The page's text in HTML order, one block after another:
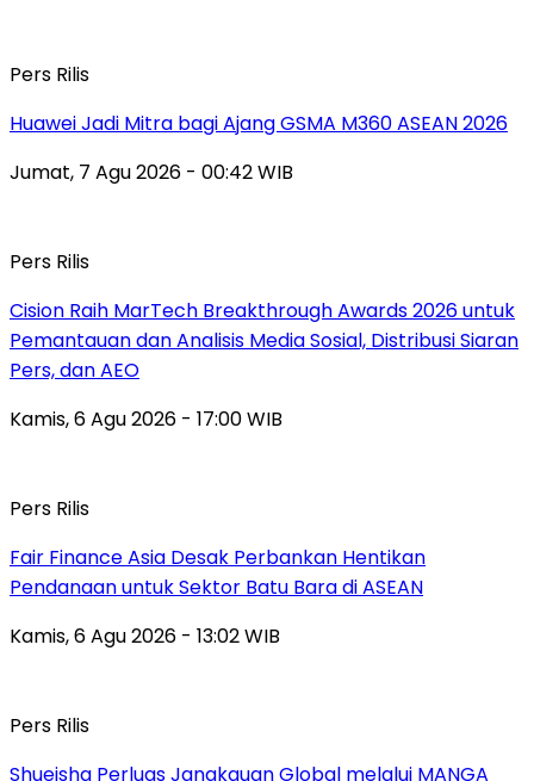
Pers Rilis
Huawei Jadi Mitra bagi Ajang GSMA M360 ASEAN 2026
Jumat, 7 Agu 2026 - 00:42 WIB
Pers Rilis
Cision Raih MarTech Breakthrough Awards 2026 untuk
Pemantauan dan Analisis Media Sosial, Distribusi Siaran
Pers, dan AEO
Kamis, 6 Agu 2026 - 17:00 WIB
Pers Rilis
Fair Finance Asia Desak Perbankan Hentikan
Pendanaan untuk Sektor Batu Bara di ASEAN
Kamis, 6 Agu 2026 - 13:02 WIB
Pers Rilis
Shueisha Perluas Jangkauan Global melalui MANGA